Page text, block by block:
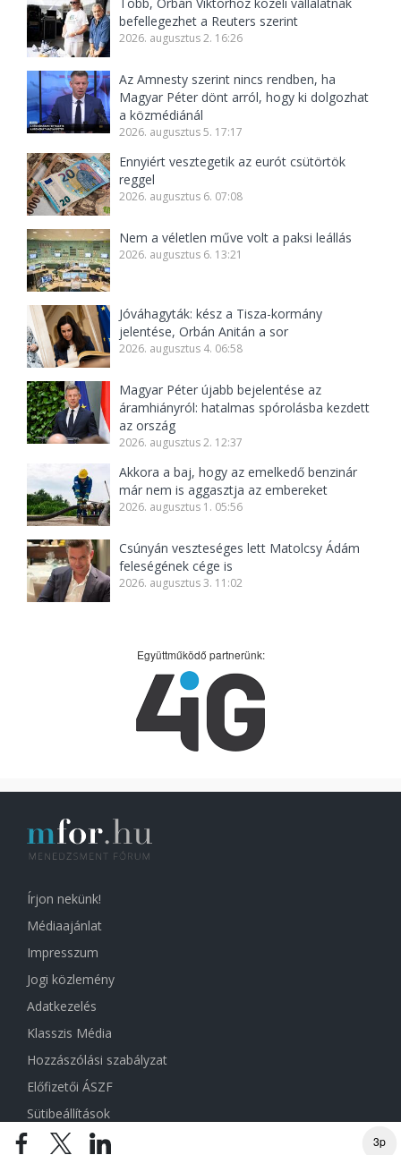
3p
befellegezhet a Reuters szerint
2026. augusztus 2. 16:26
Az Amnesty szerint nincs rendben, ha
Magyar Péter dönt arról, hogy ki dolgozhat
a közmédiánál
2026. augusztus 5. 17:17
Ennyiért vesztegetik az eurót csütörtök
reggel
2026. augusztus 6. 07:08
Nem a véletlen műve volt a paksi leállás
2026. augusztus 6. 13:21
Jóváhagyták: kész a Tisza-kormány
jelentése, Orbán Anitán a sor
2026. augusztus 4. 06:58
Magyar Péter újabb bejelentése az
áramhiányról: hatalmas spórolásba kezdett
az ország
2026. augusztus 2. 12:37
Akkora a baj, hogy az emelkedő benzinár
már nem is aggasztja az embereket
2026. augusztus 1. 05:56
Csúnyán veszteséges lett Matolcsy Ádám
feleségének cége is
2026. augusztus 3. 11:02
Együttműködő partnerünk:
Írjon nekünk!
Médiaajánlat
Impresszum
Jogi közlemény
Adatkezelés
Klasszis Média
Hozzászólási szabályzat
Előfizetői ÁSZF
Sütibeállítások